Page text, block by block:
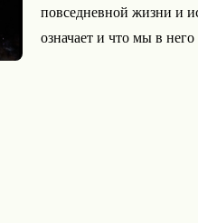
повседневной жизни и
означает и что мы в